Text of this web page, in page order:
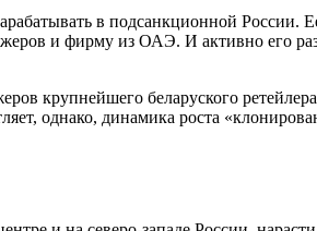
в подсанкционной России.
и фирму из ОАЭ. И активно его
крупнейшего беларуского
однако, динамика роста